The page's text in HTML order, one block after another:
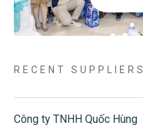
RECENT SUPPLIERS
Công ty TNHH Quốc Hùng